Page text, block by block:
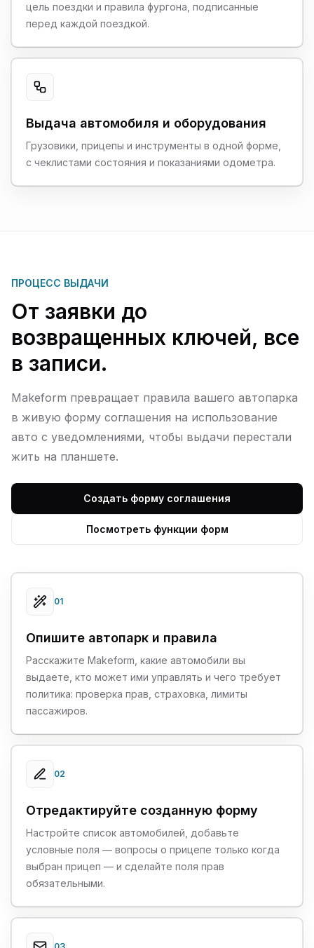
цель поездки и правила фургона, подписанные
перед каждой поездкой.
Выдача автомобиля и оборудования
Грузовики, прицепы и инструменты в одной форме,
с чеклистами состояния и показаниями одометра.
ПРОЦЕСС ВЫДАЧИ
От заявки до
возвращенных ключей, все
в записи.
Makeform превращает правила вашего автопарка
в живую форму соглашения на использование
авто с уведомлениями, чтобы выдачи перестали
жить на планшете.
Создать форму соглашения
Посмотреть функции форм
01
Опишите автопарк и правила
Расскажите Makeform, какие автомобили вы
выдаете, кто может ими управлять и чего требует
политика: проверка прав, страховка, лимиты
пассажиров.
02
Отредактируйте созданную форму
Настройте список автомобилей, добавьте
условные поля — вопросы о прицепе только когда
выбран прицеп — и сделайте поля прав
обязательными.